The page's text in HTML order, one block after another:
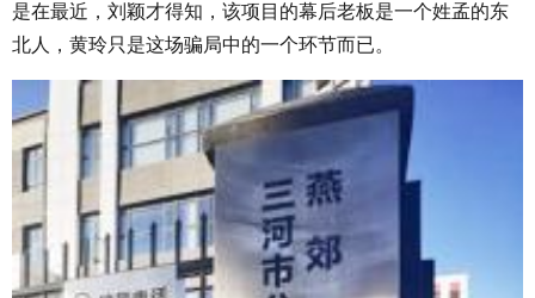
是在最近，刘颖才得知，该项目的幕后老板是一个姓孟的东
北人，黄玲只是这场骗局中的一个环节而已。